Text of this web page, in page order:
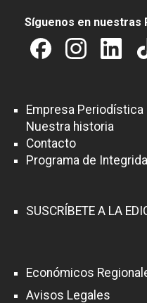
Síguenos en nuestras
Empresa Periodística
Nuestra historia
Contacto
Programa de
SUSCRÍBETE A LA
Económicos
Avisos Legales